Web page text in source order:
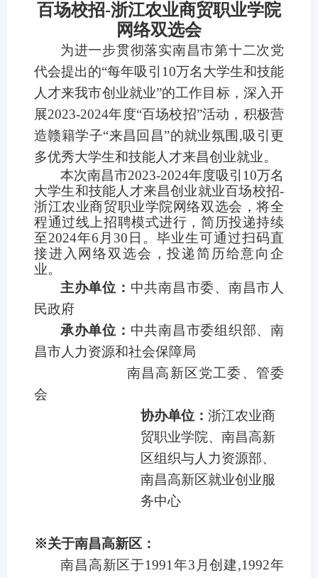
百场校招-浙江农业商贸职业学院
网络双选会
为进一步贯彻落实南昌市第十二次党
代会提出的“每年吸引10万名大学生和技能
人才来我市创业就业”的工作目标，深入开
展2023-2024年度“百场校招”活动，积极营
造赣籍学子“来昌回昌”的就业氛围,吸引更
多优秀大学生和技能人才来昌创业就业。
本次南昌市2023-2024年度吸引10万名
大学生和技能人才来昌创业就业百场校招-
浙江农业商贸职业学院网络双选会，将全
程通过线上招聘模式进行，简历投递持续
至2024年6月30日。毕业生可通过扫码直
接进入网络双选会，投递简历给意向企
业。
主办单位： 中共南昌市委、南昌市人
民政府
承办单位： 中共南昌市委组织部、南
昌市人力资源和社会保障局
南昌高新区党工委、管委
会
协办单位： 浙江农业商
贸职业学院、南昌高新
区组织与人力资源部、
南昌高新区就业创业服
务中心
※关于南昌高新区：
南昌高新区于1991年3月创建,1992年